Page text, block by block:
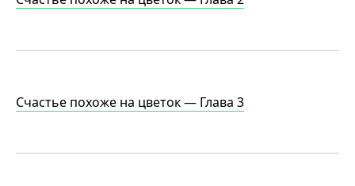
Счастье похоже на цветок — Глава 3